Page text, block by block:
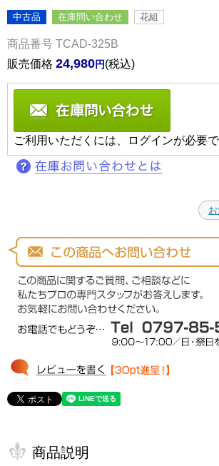
中古品 在庫問い合わせ 花組
商品番号 TCAD-325B
販売価格 24,980 税込
ご利用いただくには、ログインが必要で
商品説明